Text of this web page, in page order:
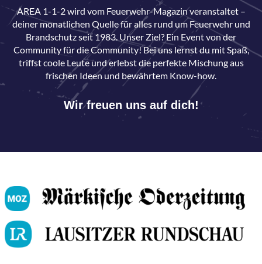
AREA 1-1-2 wird vom Feuerwehr-Magazin veranstaltet –
deiner monatlichen Quelle für alles rund um Feuerwehr und
Brandschutz seit 1983. Unser Ziel? Ein Event von der
Community für die Community! Bei uns lernst du mit Spaß,
triffst coole Leute und erlebst die perfekte Mischung aus
frischen Ideen und bewährtem Know-how.
Wir freuen uns auf dich!